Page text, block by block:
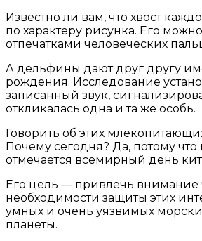
Известно ли вам, что хвост
по характеру рисунка. Его
отпечатками человеческих
А дельфины дают друг другу
рождения. Исследование
записанный звук,
откликалась одна и та же особь.
Говорить об этих
Почему сегодня? Да, потому
отмечается всемирный день
Его цель — привлечь внимание
необходимости защиты этих
умных и очень уязвимых
планеты.